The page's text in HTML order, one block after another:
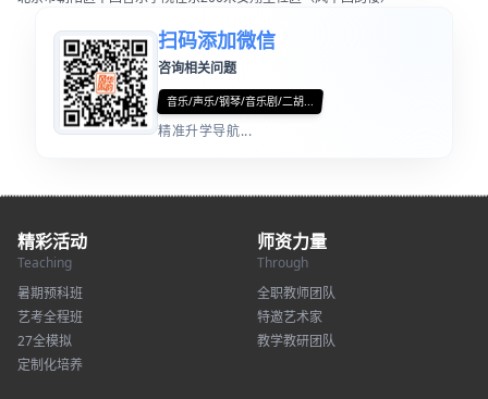
扫码添加微信
咨询相关问题
音乐/声乐/钢琴/音乐剧/二胡...
精准升学导航...
精彩活动
Teaching
暑期预科班
艺考全程班
27全模拟
定制化培养
师资力量
Through
全职教师团队
特邀艺术家
教学教研团队